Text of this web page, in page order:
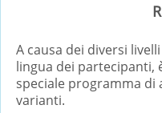
A causa dei diversi
lingua dei partecipanti,
speciale programma di
varianti.